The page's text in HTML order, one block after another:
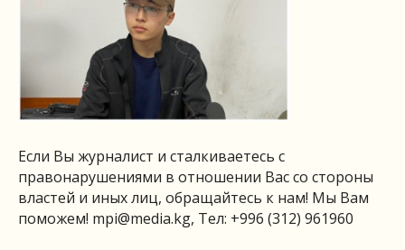
Если Вы журналист и сталкиваетесь с
правонарушениями в отношении Вас со стороны
властей и иных лиц, обращайтесь к нам! Мы Вам
поможем! mpi@media.kg, Тел: +996 (312) 961960